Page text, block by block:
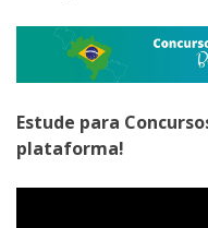
Estude para
plataforma!